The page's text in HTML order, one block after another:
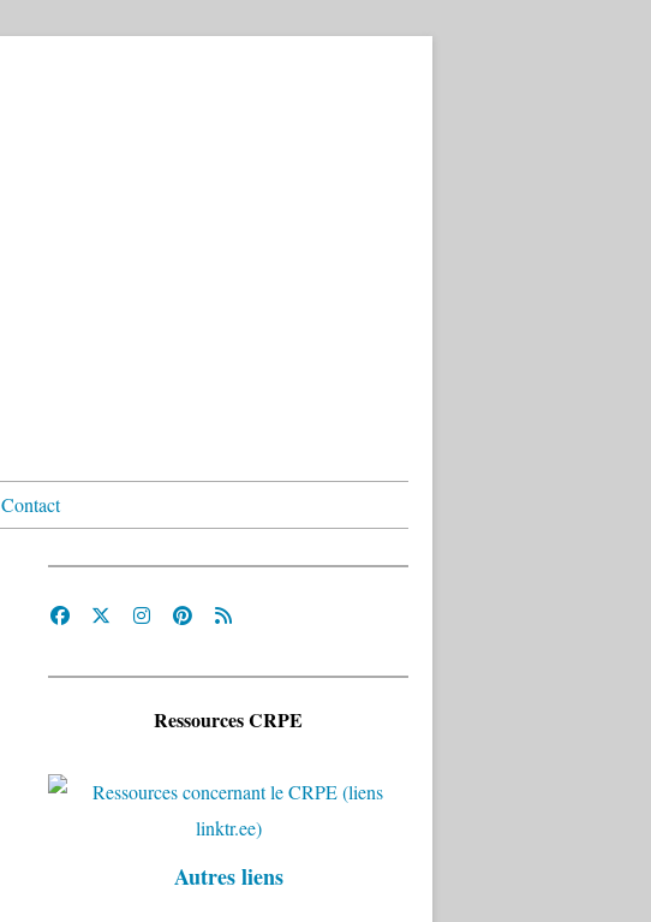
Contact
Ressources CRPE
Autres liens